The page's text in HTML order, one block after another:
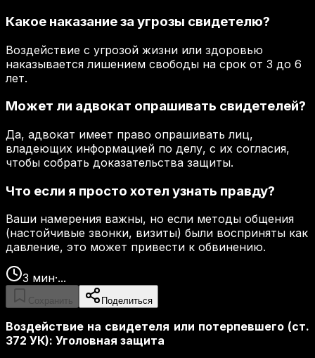
Какое наказание за угрозы свидетелю?
Воздействие с угрозой жизни или здоровью
наказывается лишением свободы на срок от 3 до 6
лет.
Может ли адвокат опрашивать свидетелей?
Да, адвокат имеет право опрашивать лиц,
владеющих информацией по делу, с их согласия,
чтобы собрать доказательства защиты.
Что если я просто хотел узнать правду?
Ваши намерения важны, но если методы общения
(настойчивые звонки, визиты) были восприняты как
давление, это может привести к обвинению.
3 мин·...
Сохранить Поделиться
Воздействие на свидетеля или потерпевшего (ст.
372 УК): Уголовная защита